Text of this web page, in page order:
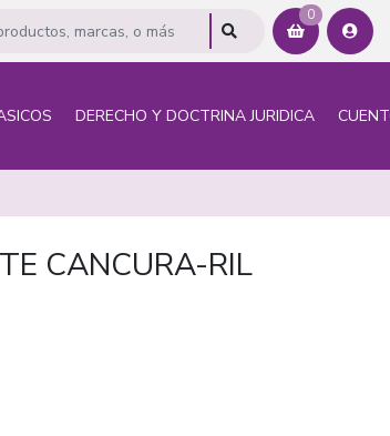
0
DERECHO Y DOCTRINA JURIDICA
CANCURA-RIL